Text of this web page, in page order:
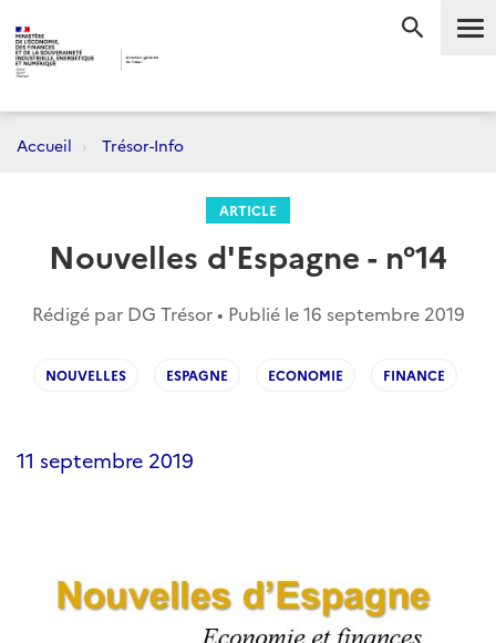
Accueil Trésor-Info
ARTICLE
Nouvelles d'Espagne - n°14
Rédigé par DG Trésor • Publié le16 septembre 2019
NOUVELLES ESPAGNE ECONOMIE FINANCE
11 septembre 2019